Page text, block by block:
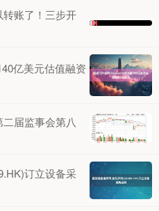
账了！三步开
亿美元估值融资
届监事会第八
订立设备采